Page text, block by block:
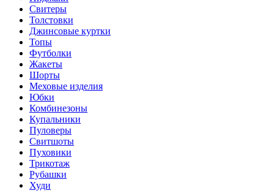
Свитеры
Толстовки
Джинсовые куртки
Топы
Футболки
Жакеты
Шорты
Меховые изделия
Юбки
Комбинезоны
Купальники
Пуловеры
Свитшоты
Пуховики
Трикотаж
Рубашки
Худи